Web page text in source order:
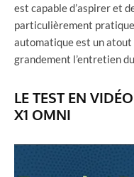
est capable d’aspirer et
particulièrement
automatique est un
grandement l’entretien
LE TEST EN
X1 OMNI